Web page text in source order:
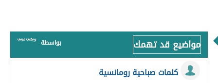
مواضيع قد تهمك بواسطة
كلمات صباحية رومانسية